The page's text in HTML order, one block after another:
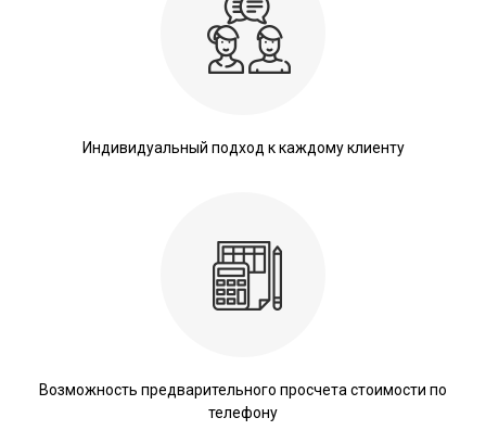
Индивидуальный подход к каждому клиенту
Возможность предварительного просчета стоимости по
телефону